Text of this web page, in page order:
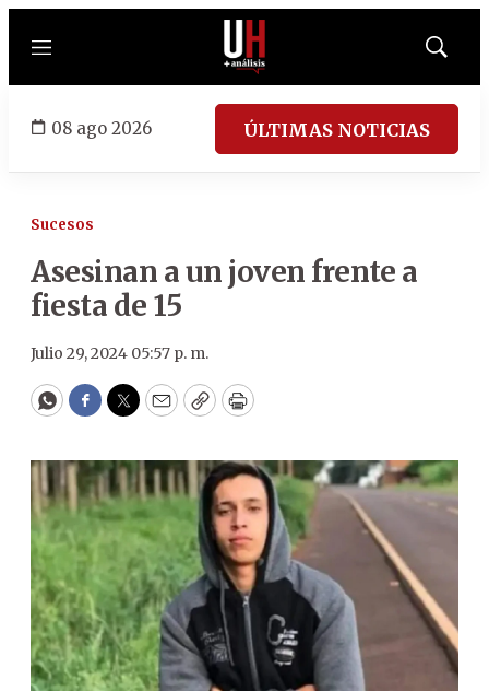
Menú
Mostrar
08 ago 2026 ÚLTIMAS NOTICIAS
Sucesos
Asesinan a un joven frente a
fiesta de 15
Julio 29, 2024 05:57 p. m.
WhatsApp
Facebook
Twitter
EmailCopyPrint